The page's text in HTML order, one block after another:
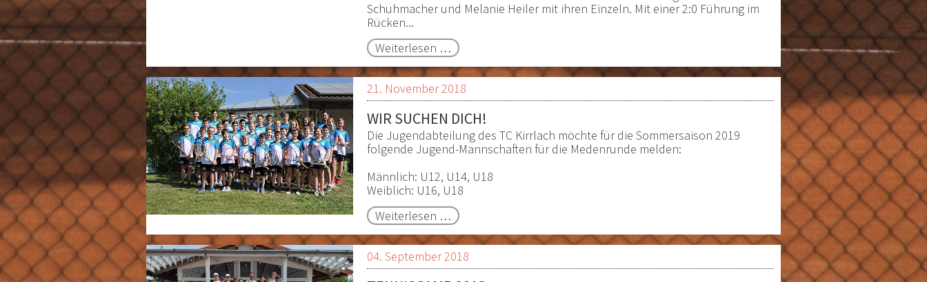
Schuhmacher und Melanie Heiler mit ihren Einzeln. Mit einer 2:0 Führung im
Rücken...
Weiterlesen … Winterrunde
21. November 2018
WIR SUCHEN DICH!
Die Jugendabteilung des TC Kirrlach möchte für die Sommersaison 2019
folgende Jugend-Mannschaften für die Medenrunde melden:
Männlich: U12, U14, U18
Weiblich: U16, U18
Weiterlesen … Wir
suchen
dich!
04. September 2018